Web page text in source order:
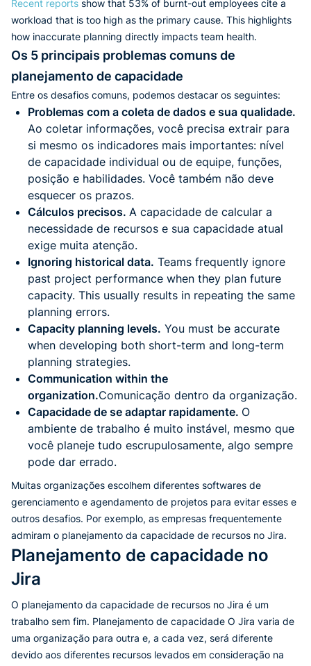
Recent reports show that 53% of burnt-out employees cite a
workload that is too high as the primary cause. This highlights
how inaccurate planning directly impacts team health.
Os 5 principais problemas comuns de
planejamento de capacidade
Entre os desafios comuns, podemos destacar os seguintes:
Problemas com a coleta de dados e sua qualidade.
Ao coletar informações, você precisa extrair para
si mesmo os indicadores mais importantes: nível
de capacidade individual ou de equipe, funções,
posição e habilidades. Você também não deve
esquecer os prazos.
Cálculos precisos. A capacidade de calcular a
necessidade de recursos e sua capacidade atual
exige muita atenção.
Ignoring historical data. Teams frequently ignore
past project performance when they plan future
capacity. This usually results in repeating the same
planning errors.
Capacity planning levels. You must be accurate
when developing both short-term and long-term
planning strategies.
Communication within the
organization.Comunicação dentro da organização.
Capacidade de se adaptar rapidamente. O
ambiente de trabalho é muito instável, mesmo que
você planeje tudo escrupulosamente, algo sempre
pode dar errado.
Muitas organizações escolhem diferentes softwares de
gerenciamento e agendamento de projetos para evitar esses e
outros desafios. Por exemplo, as empresas frequentemente
admiram o planejamento da capacidade de recursos no Jira.
Planejamento de capacidade no
Jira
O planejamento da capacidade de recursos no Jira é um
trabalho sem fim. Planejamento de capacidade O Jira varia de
uma organização para outra e, a cada vez, será diferente
devido aos diferentes recursos levados em consideração na